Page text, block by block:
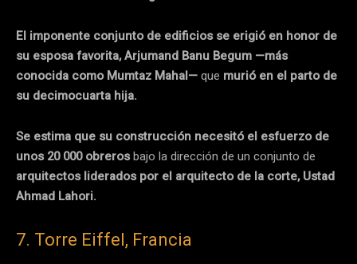
El imponente conjunto de edificios se erigió en honor de
su esposa favorita, Arjumand Banu Begum —más
conocida como Mumtaz Mahal—que murió en el parto de
su decimocuarta hija.
Se estima que su construcción necesitó el esfuerzo de
unos 20 000 obrerosbajo la dirección de un conjunto de
arquitectos liderados por el arquitecto de la corte, Ustad
Ahmad Lahori.
7. Torre Eiffel, Francia